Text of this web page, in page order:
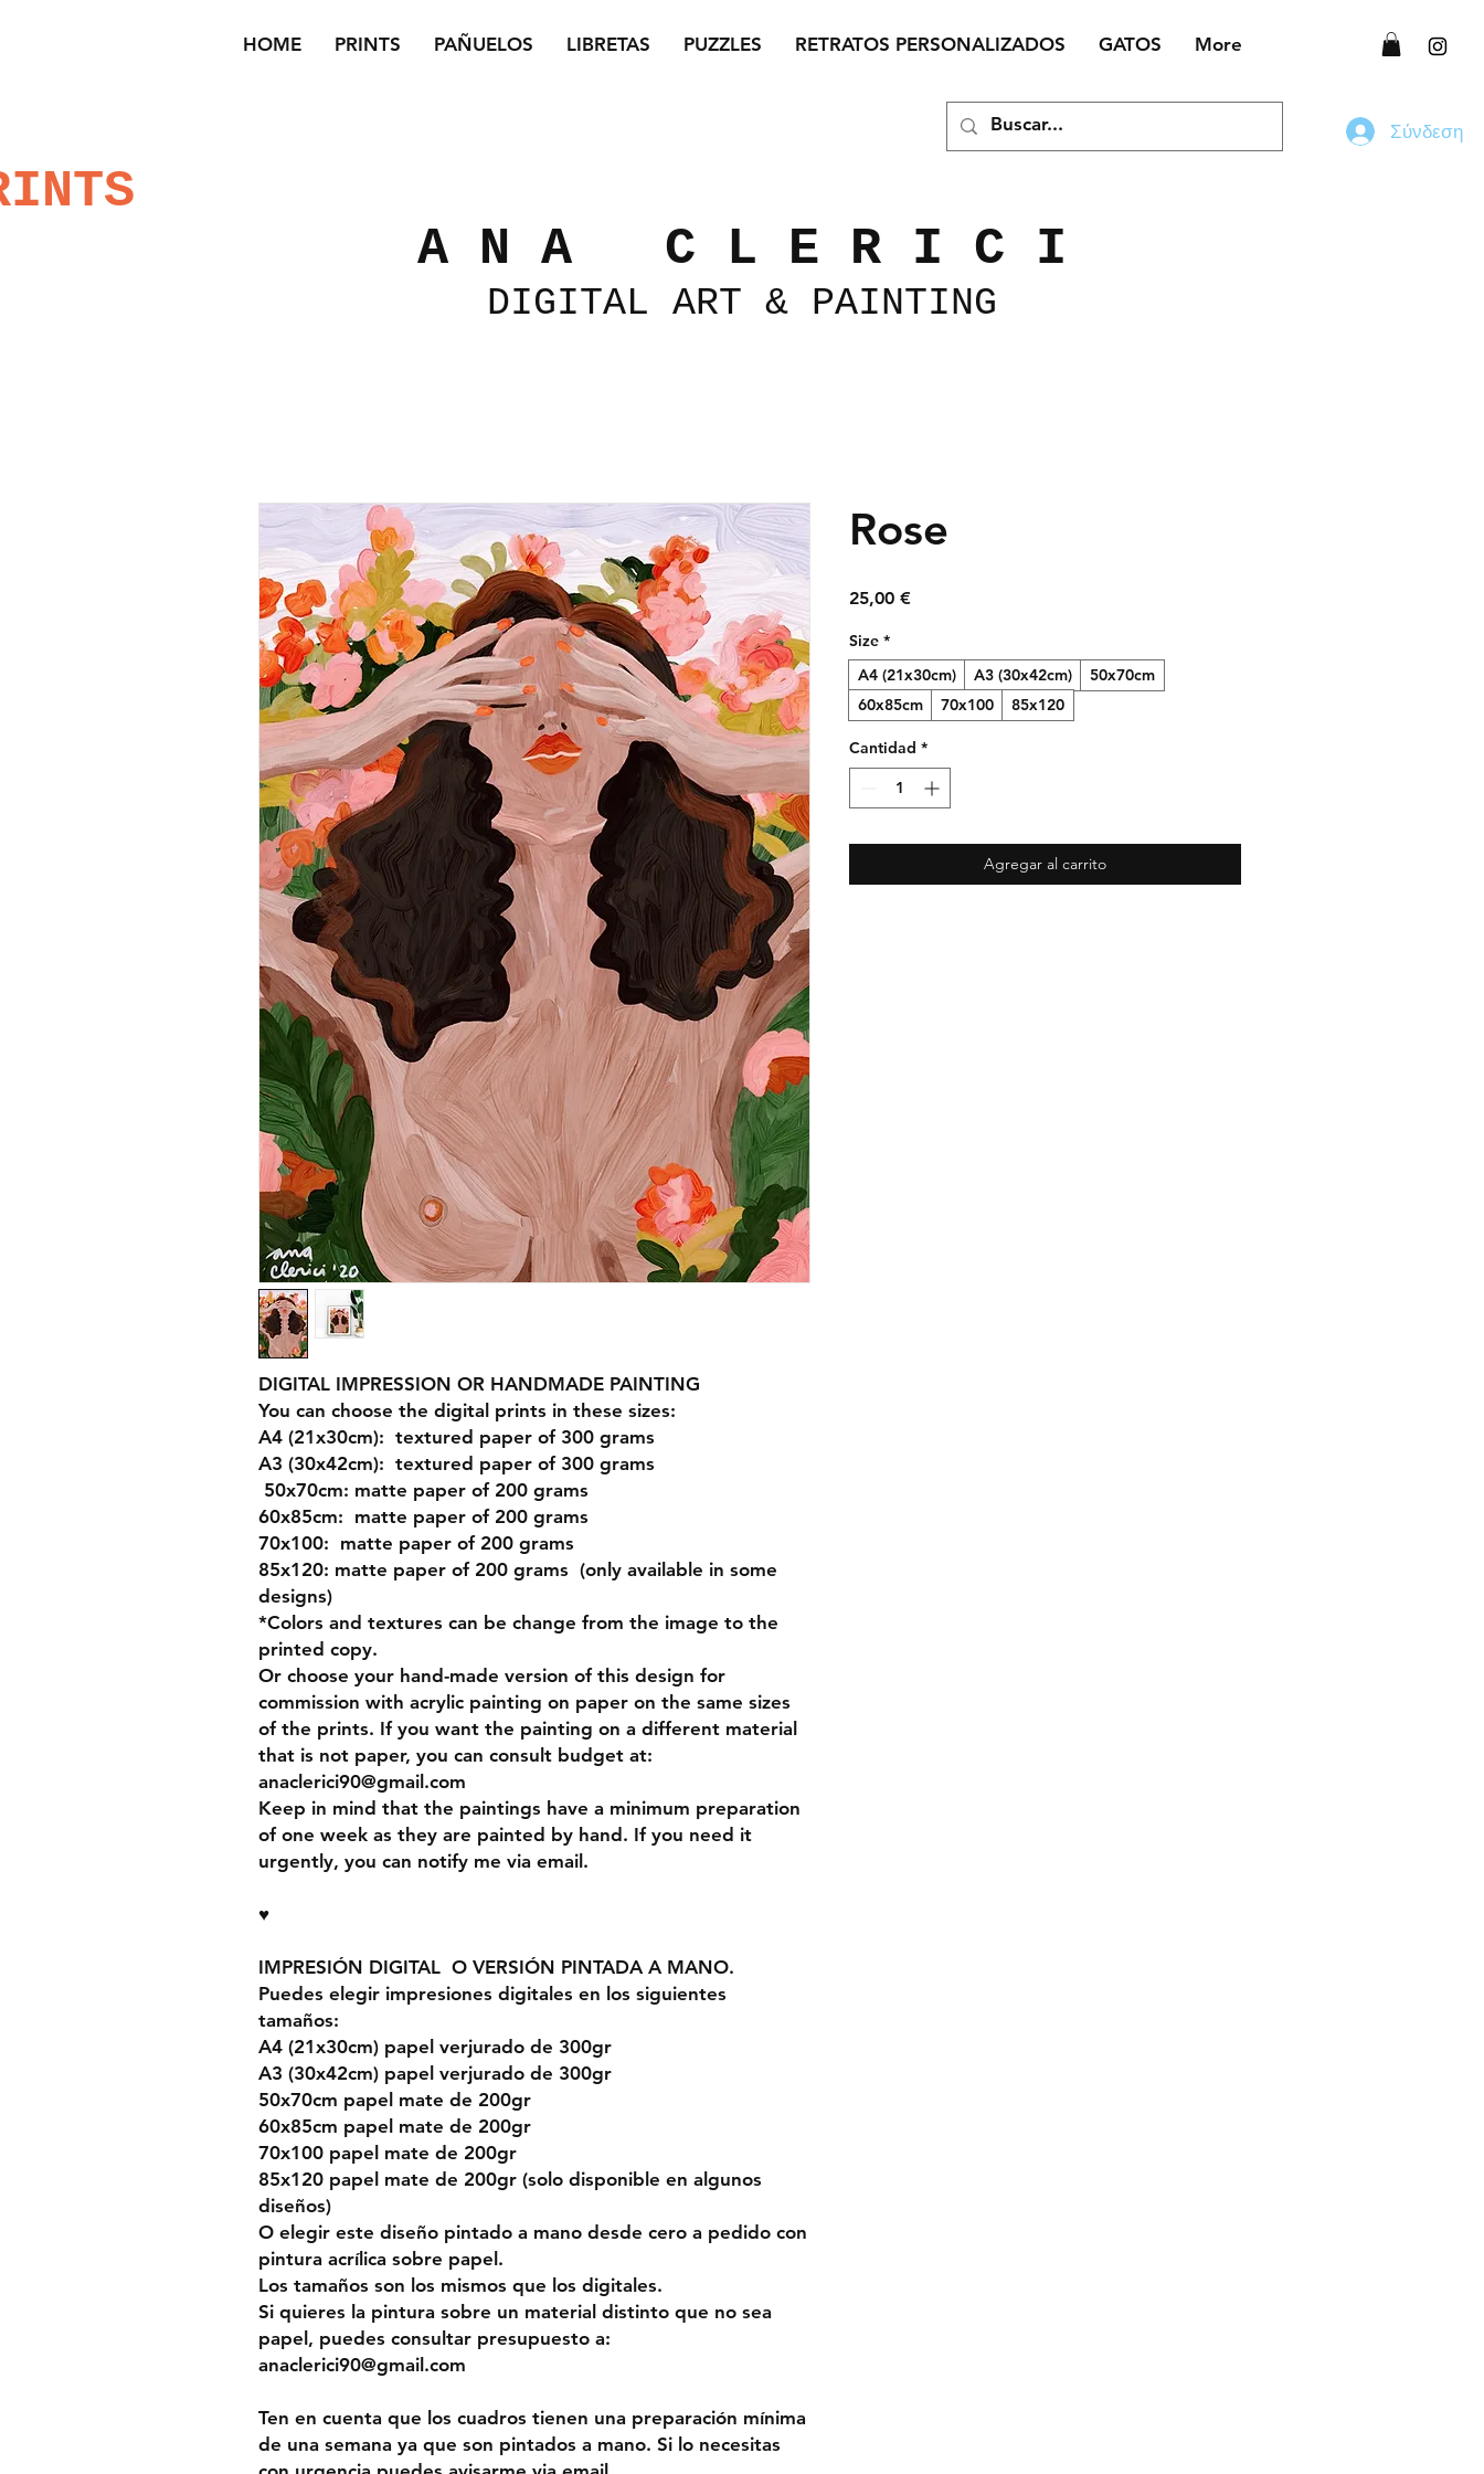
HOME PRINTS PAÑUELOS LIBRETAS PUZZLES RETRATOS PERSONALIZADOS GATOS More
Σύνδεση
A N A C L E R I C I
DIGITAL ART & PAINTING
DIGITAL IMPRESSION OR HANDMADE PAINTING
You can choose the digital prints in these sizes:
A4 (21x30cm): textured paper of 300 grams
A3 (30x42cm): textured paper of 300 grams
50x70cm: matte paper of 200 grams
60x85cm: matte paper of 200 grams
70x100: matte paper of 200 grams
85x120: matte paper of 200 grams (only available in some
designs)
*Colors and textures can be change from the image to the
printed copy.
Or choose your hand-made version of this design for
commission with acrylic painting on paper on the same sizes
of the prints. If you want the painting on a different material
that is not paper, you can consult budget at:
anaclerici90@gmail.com
Keep in mind that the paintings have a minimum preparation
of one week as they are painted by hand. If you need it
urgently, you can notify me via email.
♥
IMPRESIÓN DIGITAL O VERSIÓN PINTADA A MANO.
Puedes elegir impresiones digitales en los siguientes
tamaños:
A4 (21x30cm) papel verjurado de 300gr
A3 (30x42cm) papel verjurado de 300gr
50x70cm papel mate de 200gr
60x85cm papel mate de 200gr
70x100 papel mate de 200gr
85x120 papel mate de 200gr (solo disponible en algunos
diseños)
O elegir este diseño pintado a mano desde cero a pedido con
pintura acrílica sobre papel.
Los tamaños son los mismos que los digitales.
Si quieres la pintura sobre un material distinto que no sea
papel, puedes consultar presupuesto a:
anaclerici90@gmail.com
Ten en cuenta que los cuadros tienen una preparación mínima
de una semana ya que son pintados a mano. Si lo necesitas
Rose
25,00 €Precio
Size *
A4 (21x30cm)
A3 (30x42cm)
50x70cm
60x85cm
70x100 85x120
Cantidad *
Agregar al carrito